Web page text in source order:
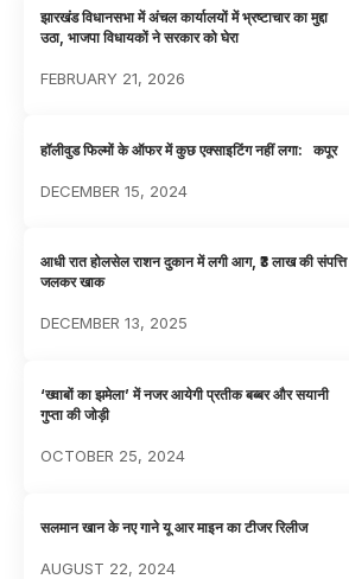
झारखंड विधानसभा में अंचल कार्यालयों में भ्रष्टाचार का मुद्दा
उठा, भाजपा विधायकों ने सरकार को घेरा
FEBRUARY 21, 2026
हॉलीवुड फिल्मों के ऑफर में कुछ एक्साइटिंग नहीं लगा: कपूर
DECEMBER 15, 2024
आधी रात होलसेल राशन दुकान में लगी आग, ₹3 लाख की संपत्ति
जलकर खाक
DECEMBER 13, 2025
‘ख्वाबों का झमेला’ में नजर आयेगी प्रतीक बब्बर और सयानी
गुप्ता की जोड़ी
OCTOBER 25, 2024
सलमान खान के नए गाने यू आर माइन का टीजर रिलीज
AUGUST 22, 2024